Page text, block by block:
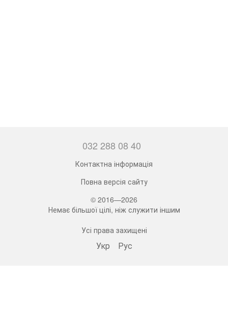
032 288 08 40
Контактна інформація
Повна версія сайту
© 2016—2026
Немає більшої цілі, ніж служити іншим
Усі права захищені
Укр Рус